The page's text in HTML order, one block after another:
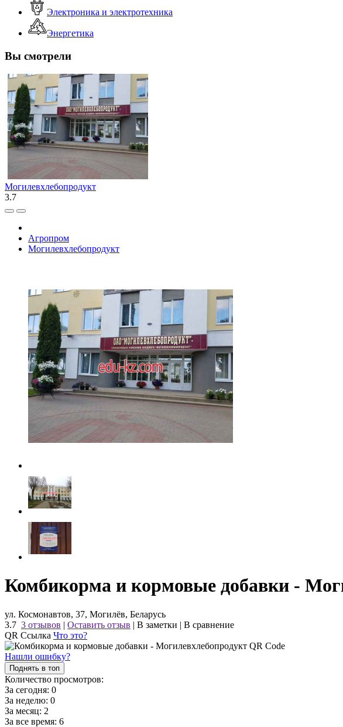
Электроника и электротехника
Энергетика
Вы смотрели
Могилевхлебопродукт
3.7
Агропром
Могилевхлебопродукт
Комбикорма и кормовые добавки -
ул. Космонавтов, 37, Могилёв, Беларусь
3.7 3 отзывов | Оставить отзыв | В заметки | В сравнение
QR Ссылка Что это?
Нашли ошибку?
Поднять в топ
Количество просмотров:
За сегодня: 0
За неделю: 0
За месяц: 2
За все время: 6